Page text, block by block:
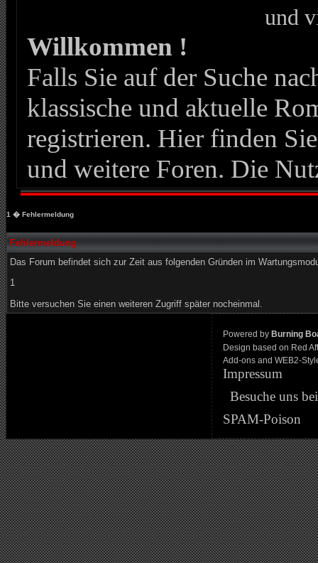
und
Willkommen !
Falls Sie auf der Suche
klassische und aktuelle
registrieren. Hier finden
und weitere Foren. Die
1 � Fehlermeldung
Fehlermeldung
Das Forum befindet sich zur Zeit aus folgenden Gründen im
1
Bitte versuchen Sie einen weiteren Zugriff später nocheinmal.
Powered by Burning
Design based on Red
Add-ons and WEB2-
Impressum
Besuche uns
SPAM-Poison